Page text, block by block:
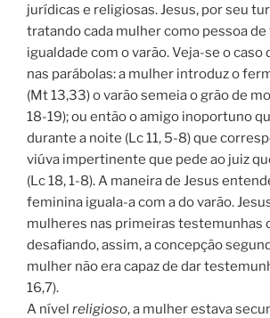
jurídicas e religiosas. Jesus, por seu
tratando cada mulher como pessoa de
igualdade com o varão. Veja-se o caso
nas parábolas: a mulher introduz o
(Mt 13,33) o varão semeia o grão de
18-19); ou então o amigo inoportuno
durante a noite (Lc 11, 5-8) que
viúva impertinente que pede ao juiz
(Lc 18, 1-8). A maneira de Jesus
feminina iguala-a com a do varão.
mulheres nas primeiras testemunhas
desafiando, assim, a concepção
mulher não era capaz de dar
16,7).
A nível religioso, a mulher estava